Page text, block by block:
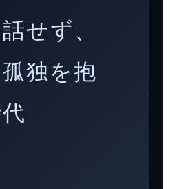
せず、
独を抱